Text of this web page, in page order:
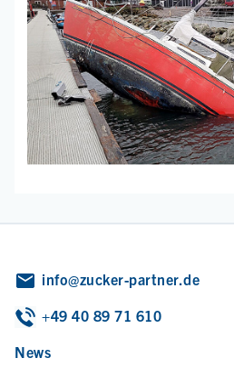
info@zucker-partner.de
+49 40 89 71 610
News